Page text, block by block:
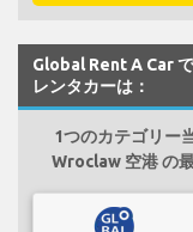
Global Rent A Car
レンタカーは：
1つのカテゴリー
Wroclaw 空港 の